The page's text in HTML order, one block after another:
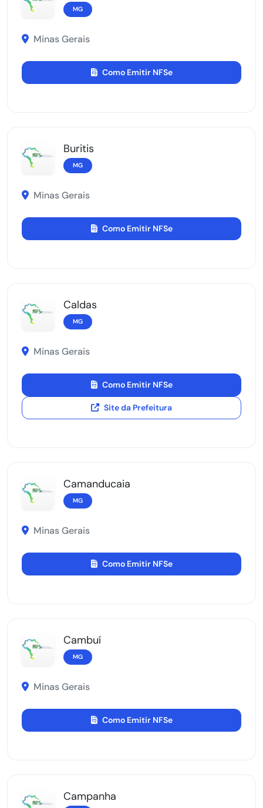
MG
Minas Gerais
Como Emitir NFSe
Buritis
MG
Minas Gerais
Como Emitir NFSe
Caldas
MG
Minas Gerais
Como Emitir NFSe
Site da Prefeitura
Camanducaia
MG
Minas Gerais
Como Emitir NFSe
Cambuí
MG
Minas Gerais
Como Emitir NFSe
Campanha